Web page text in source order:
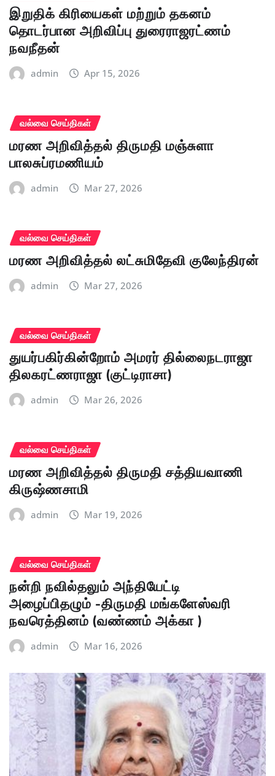
இறுதிக் கிரியைகள் மற்றும் தகனம்
தொடர்பான அறிவிப்பு துரைராஜரட்ணம்
நவநீதன்
admin Apr 15, 2026
வல்வை செய்திகள்
மரண அறிவித்தல் திருமதி மஞ்சுளா
பாலசுப்ரமணியம்
admin Mar 27, 2026
வல்வை செய்திகள்
மரண அறிவித்தல் லட்சுமிதேவி குலேந்திரன்
admin Mar 27, 2026
வல்வை செய்திகள்
துயர்பகிர்கின்றோம் அமரர் தில்லைநடராஜா
திலகரட்ணராஜா (குட்டிராசா)
admin Mar 26, 2026
வல்வை செய்திகள்
மரண அறிவித்தல் திருமதி சத்தியவாணி
கிருஷ்ணசாமி
admin Mar 19, 2026
வல்வை செய்திகள்
நன்றி நவில்தலும் அந்தியேட்டி
அழைப்பிதழும் -திருமதி மங்களேஸ்வரி
நவரெத்தினம் (வண்ணம் அக்கா )
admin Mar 16, 2026